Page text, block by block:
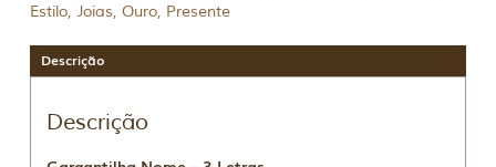
Estilo,Joias,Ouro, Presente
Descrição
Descrição